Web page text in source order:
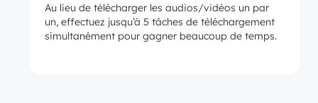
Au lieu de télécharger les audios/vidéos un par
un, effectuez jusqu’à 5 tâches de téléchargement
simultanément pour gagner beaucoup de temps.